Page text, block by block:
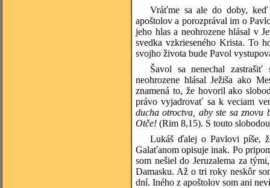
Vráťme sa ale do doby, keď
apoštolov a porozprával im o
jeho hlas a neohrozene hlásal v
svedka vzkrieseného Krista. To
svojho života bude Pavol
Šavol sa nenechal
neohrozene hlásal Ježiša ako
znamená to, že hovoril ako
právo vyjadrovať sa k veciam
ducha otroctva, aby ste sa
Otče! (Rim 8,15). S touto
Lukáš ďalej o Pavlovi píše,
Galaťanom opisuje inak. Po
som nešiel do Jeruzalema za
Damasku. Až o tri roky neskôr
dní. Iného z apoštolov som ani